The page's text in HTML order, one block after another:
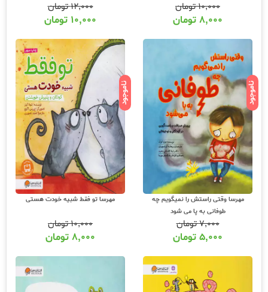
۱۰,۰۰۰تومان
۸,۰۰۰ تومان
۱۲,۰۰۰تومان
۱۰,۰۰۰ تومان
ناموجود
مهرسا وقتی راستش را نمیگویم چه
طوفانی به پا می شود
۷,۰۰۰تومان
۵,۰۰۰ تومان
ناموجود
مهرسا تو فقط شبیه خودت هستی
۱۰,۰۰۰تومان
۸,۰۰۰ تومان